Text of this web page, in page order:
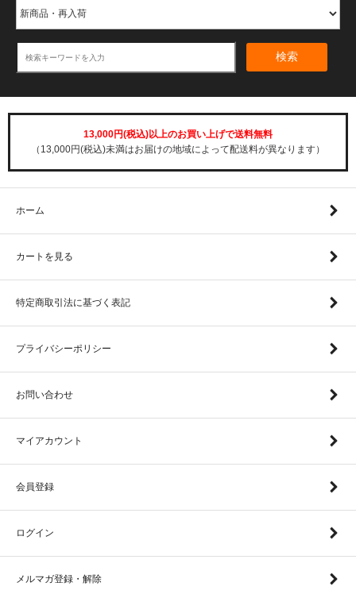
検索
13,000円(税込)以上のお買い上げで送料無料
（13,000円(税込)未満はお届けの地域によって配送料が異なります）
ホーム
カートを見る
特定商取引法に基づく表記
プライバシーポリシー
お問い合わせ
マイアカウント
会員登録
ログイン
メルマガ登録・解除